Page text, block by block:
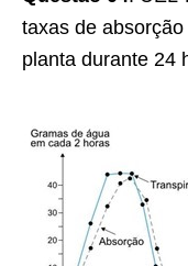
taxas de
planta durante 24